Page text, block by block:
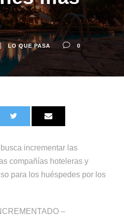
LO QUE PASA 0
incrementar las
compañías hoteleras y
para los huéspedes por los
–